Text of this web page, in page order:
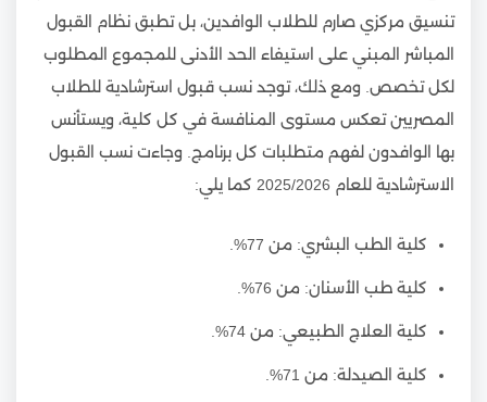
تنسيق مركزي صارم للطلاب الوافدين، بل تطبق نظام القبول
المباشر المبني على استيفاء الحد الأدنى للمجموع المطلوب
لكل تخصص. ومع ذلك، توجد نسب قبول استرشادية للطلاب
المصريين تعكس مستوى المنافسة في كل كلية، ويستأنس
بها الوافدون لفهم متطلبات كل برنامج. وجاءت نسب القبول
الاسترشادية للعام 2025/2026 كما يلي:
كلية الطب البشري: من 77%.
كلية طب الأسنان: من 76%.
كلية العلاج الطبيعي: من 74%.
كلية الصيدلة: من 71%.